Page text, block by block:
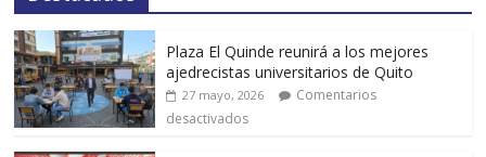
Plaza El Quinde reunirá a los mejores
ajedrecistas universitarios de Quito
27 mayo, 2026
Comentarios
desactivados